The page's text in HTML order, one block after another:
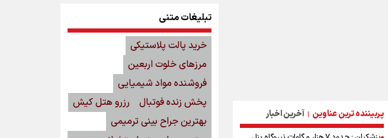
پربیننده ترین عناوین | آخرین اخبار
تبلیغات متنی
خرید پالت پلاستیکی
مرزهای خلوت اربعین
فروشنده مواد شیمیایی
پخش زنده فوتبال
رزرو هتل کیش
بهترین جراح بینی ترمیمی